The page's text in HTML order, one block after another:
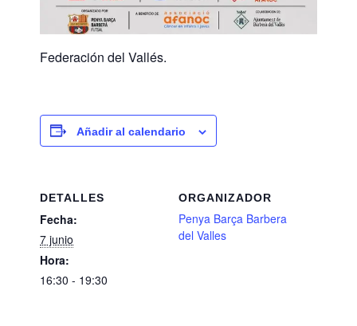
Federación del Vallés.
Añadir al calendario
DETALLES
Fecha:
7 junio
Hora:
16:30 - 19:30
ORGANIZADOR
Penya Barça Barbera
del Valles